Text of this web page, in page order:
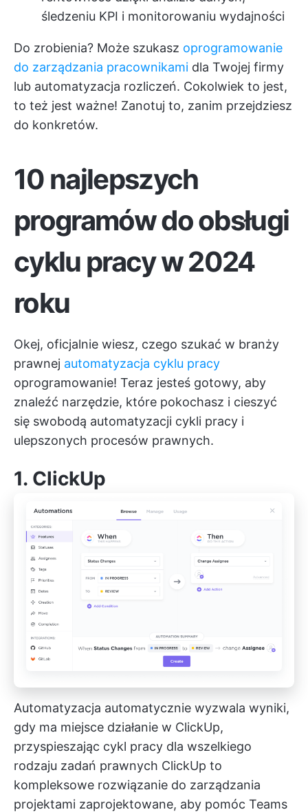
śledzeniu KPI i monitorowaniu wydajności
Do zrobienia? Może szukasz oprogramowanie
do zarządzania pracownikami dla Twojej firmy
lub automatyzacja rozliczeń. Cokolwiek to jest,
to też jest ważne! Zanotuj to, zanim przejdziesz
do konkretów.
10 najlepszych
programów do obsługi
cyklu pracy w 2024
roku
Okej, oficjalnie wiesz, czego szukać w branży
prawnej automatyzacja cyklu pracy
oprogramowanie! Teraz jesteś gotowy, aby
znaleźć narzędzie, które pokochasz i cieszyć
się swobodą automatyzacji cykli pracy i
ulepszonych procesów prawnych.
1. ClickUp
Automatyzacja automatycznie wyzwala wyniki,
gdy ma miejsce działanie w ClickUp,
przyspieszając cykl pracy dla wszelkiego
rodzaju zadań prawnych ClickUp to
kompleksowe rozwiązanie do zarządzania
projektami zaprojektowane, aby pomóc Teams